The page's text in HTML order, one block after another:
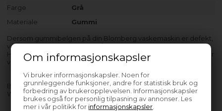
Om informasjonskapsler
Vi bruker informasjonskapsler. Noen for
grunnleggende funksjoner, andre for statistisk bruk og
forbedring av brukeropplevelsen. Informasjonskapsler
brukes også for personlig tilpasning av annonser. Les
mer i vår politikk for informasjonskapsler
Farge
Grå
Materiale
Gummi
Dersom gummibelgen på din Blomberg vaskemaskin er defekt,
vil du oppleve at klesvasken får huller eller blir ødelagt i vask.
Hvis det er hull i gummibelgen, kan det også komme vann under
vaskemaskinen.
BWG484W5
WNF8448A30 - 7126841200